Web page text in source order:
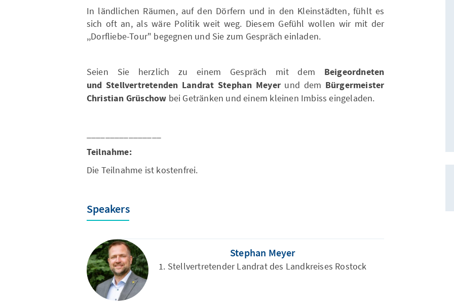
In ländlichen Räumen, auf den Dörfern und in den Kleinstädten, fühlt es
sich oft an, als wäre Politik weit weg. Diesem Gefühl wollen wir mit der
,,Dorfliebe-Tour" begegnen und Sie zum Gespräch einladen.
Seien Sie herzlich zu einem Gespräch mit dem Beigeordneten
und Stellvertretenden Landrat Stephan Meyer und dem Bürgermeister
Christian Grüschow bei Getränken und einem kleinen Imbiss eingeladen.
Teilnahme:
Die Teilnahme ist kostenfrei.
Speakers
Stephan Meyer
1. Stellvertretender Landrat des Landkreises Rostock